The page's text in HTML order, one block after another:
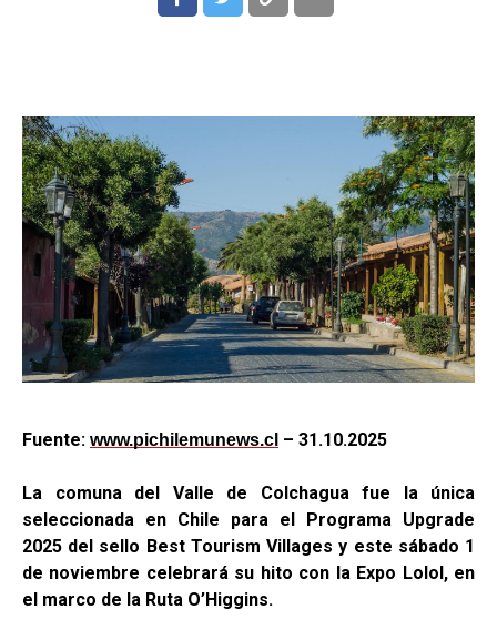
Fuente: www.pichilemunews.cl – 31.10.2025
La comuna del Valle de Colchagua fue la única
seleccionada en Chile para el Programa Upgrade
2025 del sello Best Tourism Villages y este sábado 1
de noviembre celebrará su hito con la Expo Lolol, en
el marco de la Ruta O’Higgins.